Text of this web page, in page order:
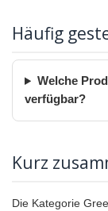
Häufig
Welche
verfügbar?
Kurz
Die Kategorie